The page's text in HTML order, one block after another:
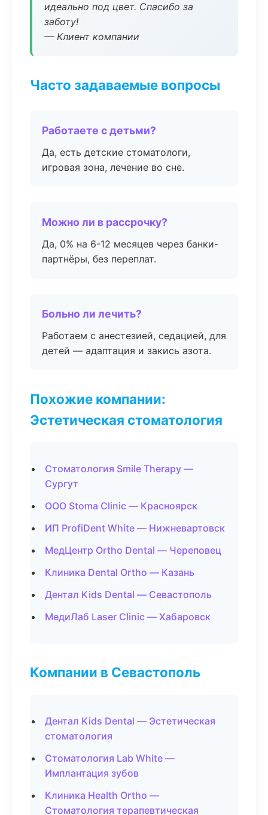
идеально под цвет. Спасибо за
заботу!
— Клиент компании
Часто задаваемые вопросы
Работаете с детьми?
Да, есть детские стоматологи,
игровая зона, лечение во сне.
Можно ли в рассрочку?
Да, 0% на 6-12 месяцев через банки-
партнёры, без переплат.
Больно ли лечить?
Работаем с анестезией, седацией, для
детей — адаптация и закись азота.
Похожие компании:
Эстетическая стоматология
Стоматология Smile Therapy —
Сургут
ООО Stoma Clinic — Красноярск
ИП ProfiDent White — Нижневартовск
МедЦентр Ortho Dental — Череповец
Клиника Dental Ortho — Казань
Дентал Kids Dental — Севастополь
МедиЛаб Laser Clinic — Хабаровск
Компании в Севастополь
Дентал Kids Dental — Эстетическая
стоматология
Стоматология Lab White —
Имплантация зубов
Клиника Health Ortho —
Стоматология терапевтическая